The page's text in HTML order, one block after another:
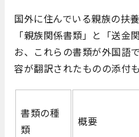
国外に住んでいる親族の扶
「親族関係書類」と「送金
お、これらの書類が外国語
容が翻訳されたものの添付も
書類の種
類
概要